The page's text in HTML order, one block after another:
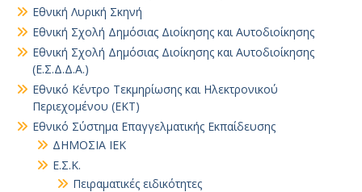
Εθνική Λυρική Σκηνή
Εθνική Σχολή Δημόσιας Διοίκησης και Αυτοδιοίκησης
Εθνική Σχολή Δημόσιας Διοίκησης και Αυτοδιοίκησης
(Ε.Σ.Δ.Δ.Α.)
Εθνικό Κέντρο Τεκμηρίωσης και Ηλεκτρονικού
Περιεχομένου (ΕΚΤ)
Εθνικό Σύστημα Επαγγελματικής Εκπαίδευσης
ΔΗΜΟΣΙΑ ΙΕΚ
Ε.Σ.Κ.
Πειραματικές ειδικότητες